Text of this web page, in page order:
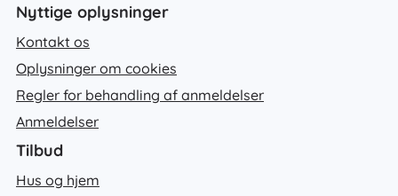
Nyttige oplysninger
Kontakt os
Oplysninger om cookies
Regler for behandling af anmeldelser
Anmeldelser
Tilbud
Hus og hjem